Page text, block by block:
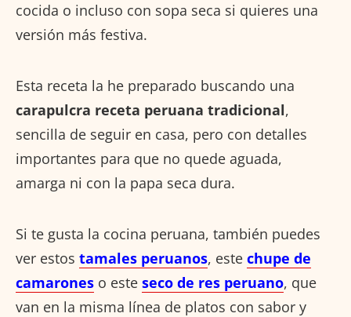
cocida o incluso con sopa seca si quieres una
versión más festiva.
Esta receta la he preparado buscando una
carapulcra receta peruana tradicional,
sencilla de seguir en casa, pero con detalles
importantes para que no quede aguada,
amarga ni con la papa seca dura.
Si te gusta la cocina peruana, también puedes
ver estos tamales peruanos, este chupe de
camarones o este seco de res peruano, que
van en la misma línea de platos con sabor y